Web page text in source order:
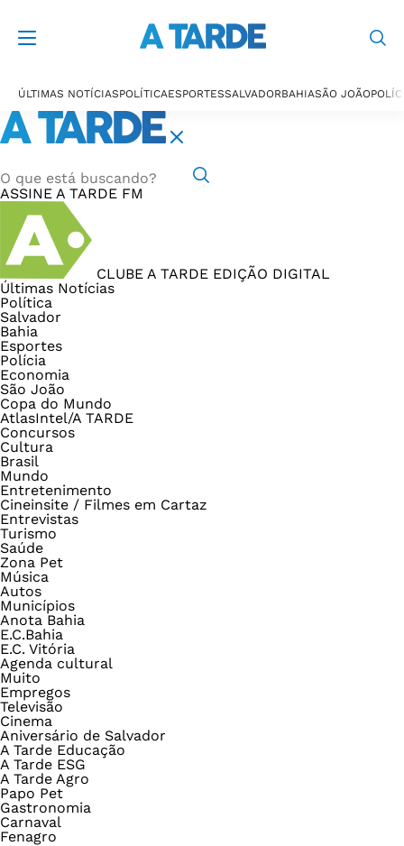
ÚLTIMAS NOTÍCIASPOLÍTICAESPORTESSALVADORBAHIASÃO JOÃO
ASSINE A TARDE FM
CLUBE A TARDE EDIÇÃO DIGITAL
Últimas Notícias
Política
Salvador
Bahia
Esportes
Polícia
Economia
São João
Copa do Mundo
AtlasIntel/A TARDE
Concursos
Cultura
Brasil
Mundo
Entretenimento
Cineinsite / Filmes em Cartaz
Entrevistas
Turismo
Saúde
Zona Pet
Música
Autos
Municípios
Anota Bahia
E.C.Bahia
E.C. Vitória
Agenda cultural
Muito
Empregos
Televisão
Cinema
Aniversário de Salvador
A Tarde Educação
A Tarde ESG
A Tarde Agro
Papo Pet
Gastronomia
Carnaval
Fenagro